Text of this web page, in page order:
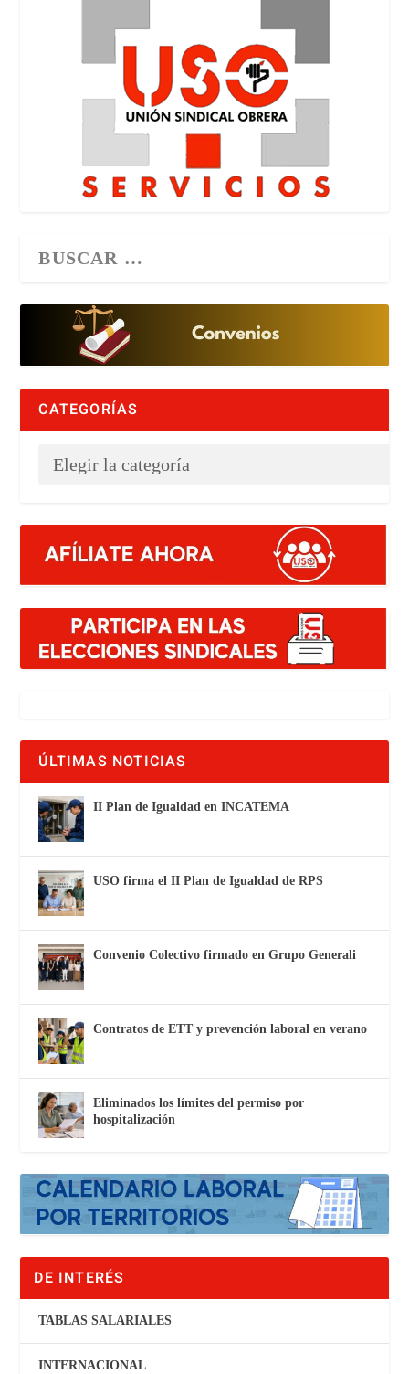
CATEGORÍAS
ÚLTIMAS NOTICIAS
II Plan de Igualdad en INCATEMA
USO firma el II Plan de Igualdad de RPS
Convenio Colectivo firmado en Grupo Generali
Contratos de ETT y prevención laboral en verano
Eliminados los límites del permiso por
hospitalización
DE INTERÉS
TABLAS SALARIALES
INTERNACIONAL